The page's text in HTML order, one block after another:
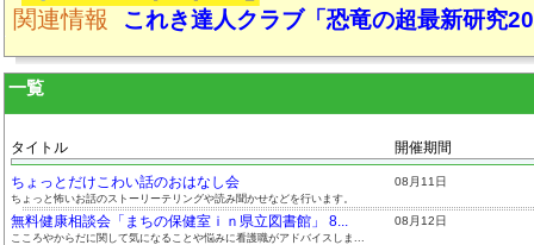
関連情報 これき達人クラブ「恐竜の超最新研究
一覧
タイトル 開催期間
ちょっとだけこわい話のおはなし会 08月11日
ちょっと怖いお話のストーリーテリングや読み聞かせなどを行います。
無料健康相談会「まちの保健室ｉｎ県立図書館」 8... 08月12日
こころやからだに関して気になることや悩みに看護職がアドバイスしま...